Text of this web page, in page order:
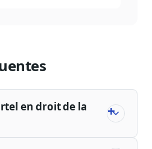
en droit de la